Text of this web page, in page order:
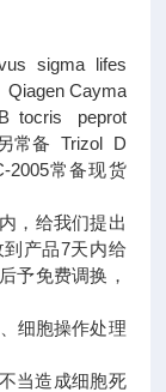
sigma lifes
Cayma
tocris peprot
常备 Trizol D
常备现货
，给我们提出
产品7天内给
予免费调换，
细胞操作处理
当造成细胞死